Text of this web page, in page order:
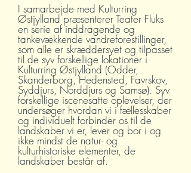
I samarbejde med Kulturring
Østjyllandpræsenterer Teater Fluks
en serie af inddragende og
tankevækkende vandreforestillinger,
som alle er skræddersyet og tilpasset
til de syv forskellige lokationer i
Kulturring Østjylland (Odder,
Skanderborg, Hedensted, Favrskov,
Syddjurs, Norddjurs og Samsø). Syv
forskellige iscenesatte oplevelser, der
undersøger hvordan vi i fællesskaber
og individuelt forbinder os til de
landskaber vi er, lever og bor i og
ikke mindst de natur- og
kulturhistoriske elementer, de
landskaber består af.